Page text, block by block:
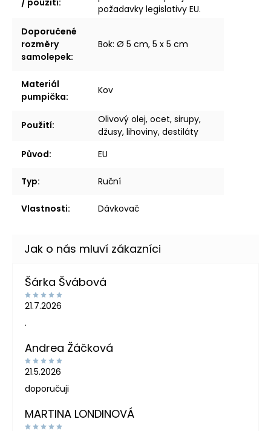
/ použití:
požadavky legislativy EU.
Doporučené
rozměry
samolepek:
Bok: Ø 5 cm, 5 x 5 cm
Materiál
pumpička:
Kov
Použití:
Olivový olej, ocet, sirupy,
džusy, lihoviny, destiláty
Původ: EU
Typ: Ruční
Vlastnosti: Dávkovač
Šárka Švábová
21.7.2026
.
Andrea Žáčková
21.5.2026
doporučuji
MARTINA LONDINOVÁ